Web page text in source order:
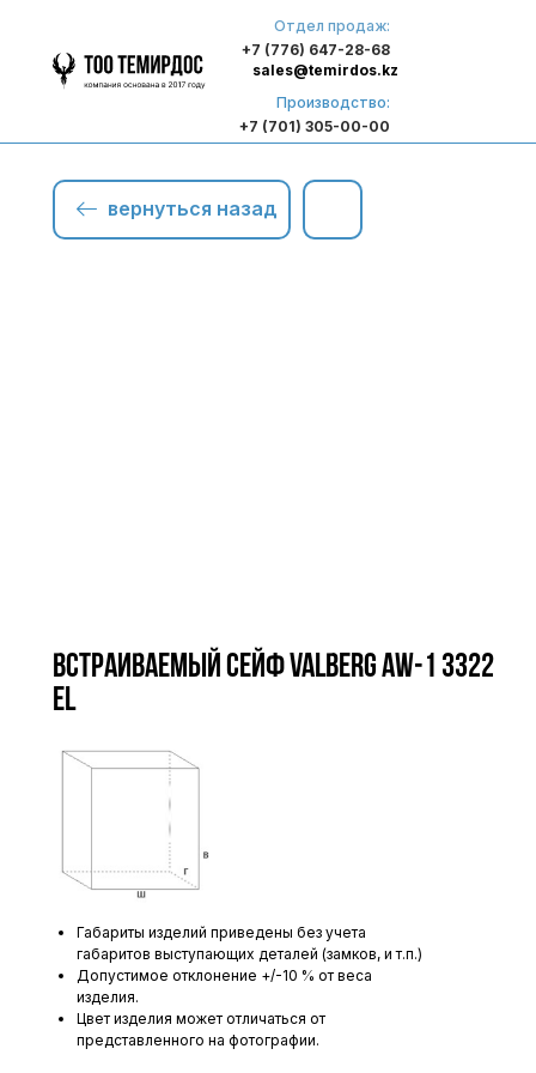
Отдел продаж:
+7 (776) 647-28-68
Производство:
+7 (701) 305-00-00
sales@temirdos.kz
вернуться назад
Встраиваемый сейф VALBERG AW-1 3322
EL
Габариты изделий приведены без учета
габаритов выступающих деталей (замков, и т.п.)
Допустимое отклонение +/-10 % от веса
изделия.
Цвет изделия может отличаться от
представленного на фотографии.